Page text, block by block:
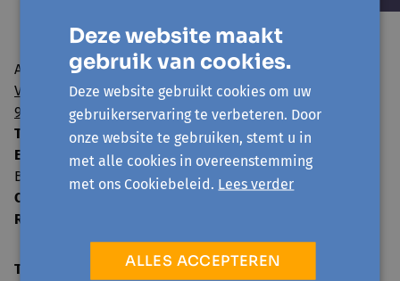
Avansa regio Gent vzw
Visserij 106/1
9000 Gent
T:
09 224 22 65
E:
info@avansa-regiogent.be
BE15 8939 4415 5730
Ondernemingsnummer:
RPR:
TELEFONISCH ONTHAAL
Deze website maakt
gebruik van cookies.
Deze website gebruikt cookies om uw
gebruikerservaring te verbeteren. Door
onze website te gebruiken, stemt u in
met alle cookies in overeenstemming
met ons Cookiebeleid. Lees verder
ALLES ACCEPTEREN